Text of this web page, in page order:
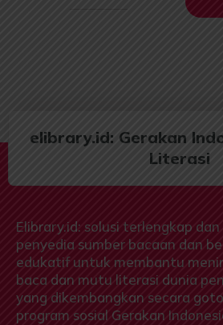
elibrary.id: Gerakan
Literasi
Elibrary.id: solusi terlengkap
penyedia sumber bacaan dan
edukatif untuk membantu
baca dan mutu literasi dunia
yang dikembangkan secara
program sosial Gerakan